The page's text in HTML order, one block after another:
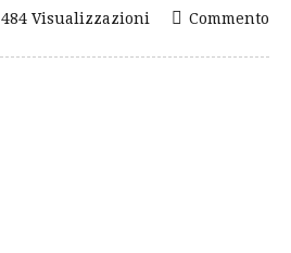
Commento
484 Visualizzazioni